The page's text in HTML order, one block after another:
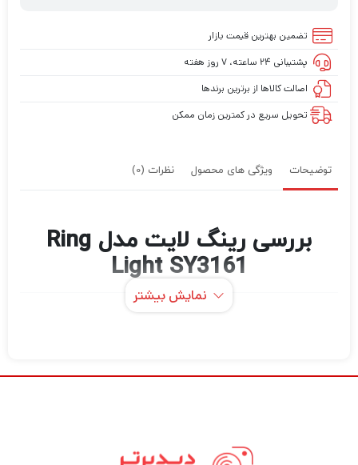
تضمین بهترین قیمت بازار
پشتیبانی ۲۴ ساعته، ۷ روز هفته
اصالت کالاها از برترین برندها
تحویل سریع در کمترین زمان ممکن
توضیحات ویژگی های محصول نظرات (0)
بررسی رینگ لایت مدل Ring
Light SY3161
ویدیویی بسیار مناسب است. این رینگ لایت با
نمایش بیشتر